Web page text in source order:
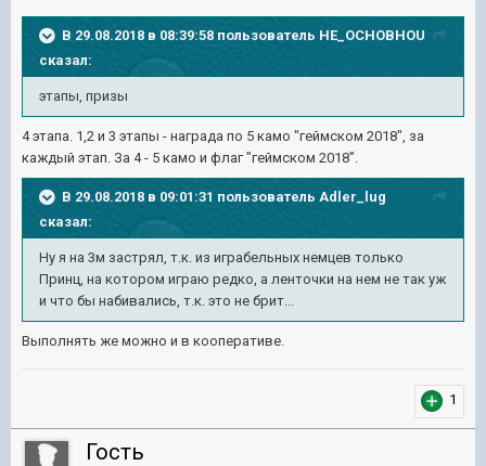
В 29.08.2018 в 08:39:58 пользователь HE_OCHOBHOU
сказал:
этапы, призы
4 этапа. 1,2 и 3 этапы - награда по 5 камо "геймском 2018", за
каждый этап. За 4 - 5 камо и флаг "геймском 2018".
В 29.08.2018 в 09:01:31 пользователь Adler_lug
сказал:
Ну я на 3м застрял, т.к. из играбельных немцев только
Принц, на котором играю редко, а ленточки на нем не так уж
и что бы набивались, т.к. это не брит...
Выполнять же можно и в кооперативе.
1
Гость